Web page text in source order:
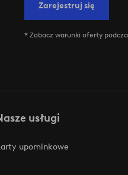
Zarejestruj się
* Zobacz warunki oferty
usługi
upominkowe